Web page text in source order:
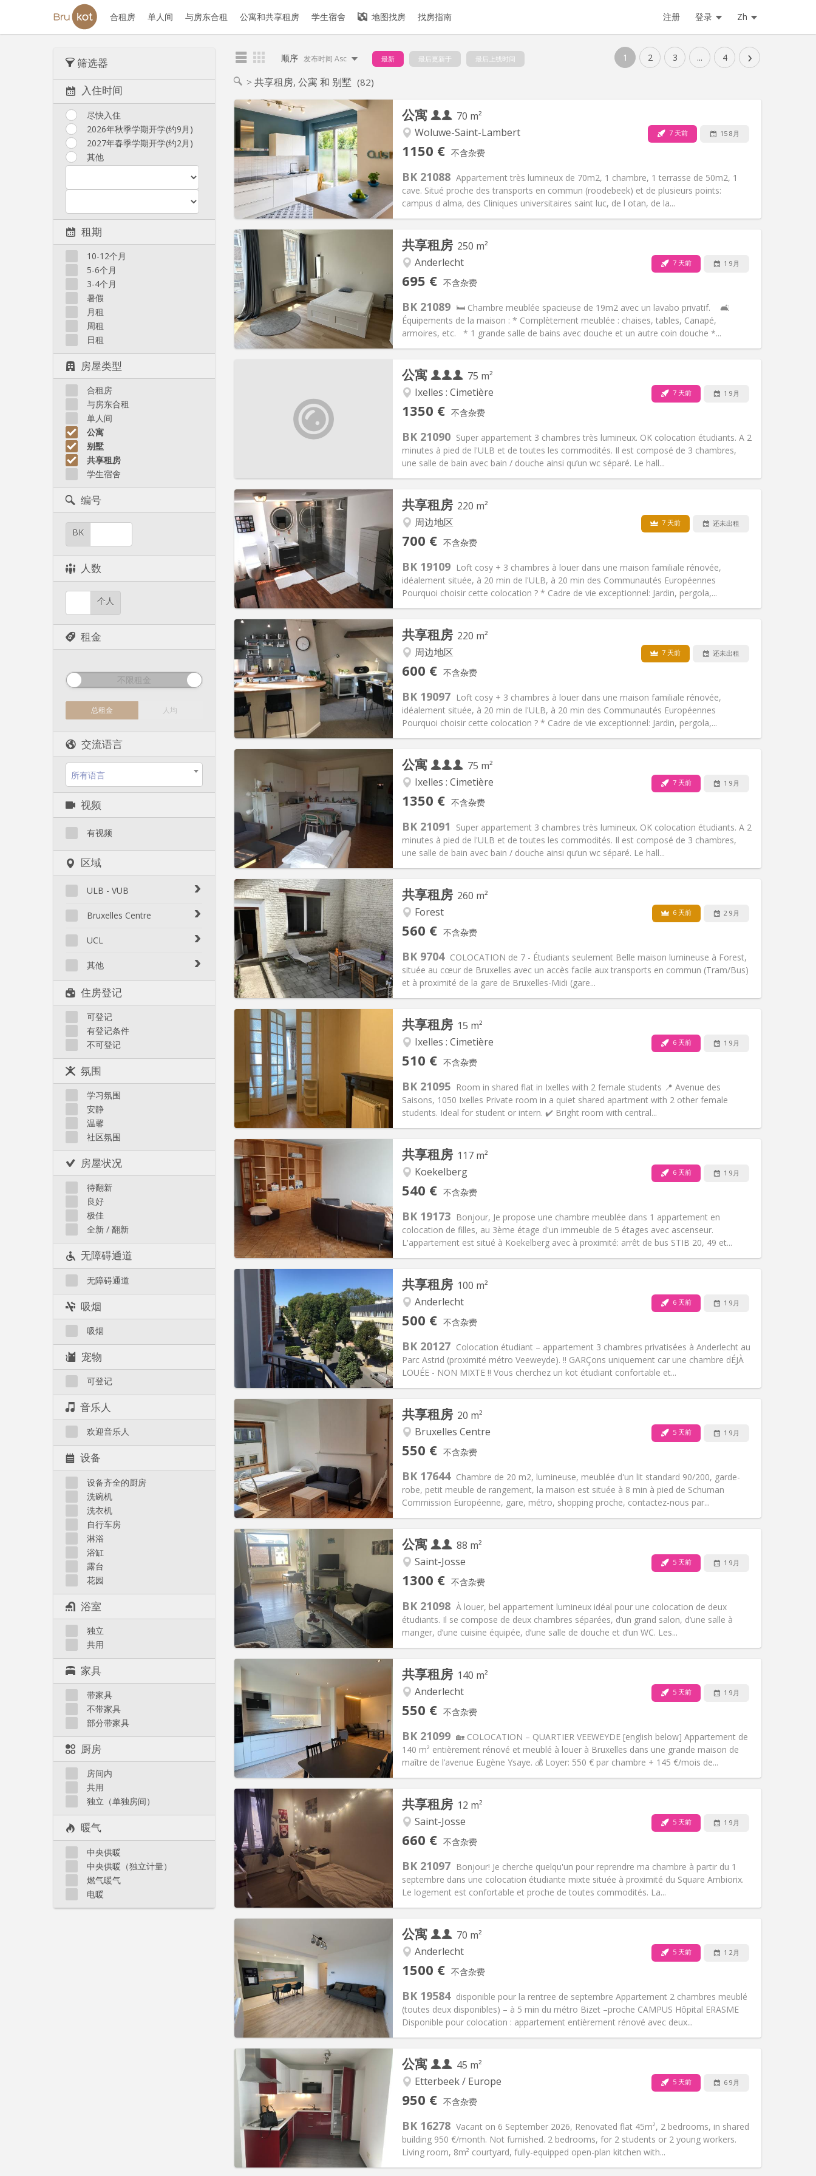
合租房 单人间 与房东合租 公寓和共享租房 学生宿舍 地图找房 找房指南 注册 登录 Zh
筛选器
入住时间
尽快入住
2026年秋季学期开学(约9月)
2027年春季学期开学(约2月)
其他
租期
10-12个月
5-6个月
3-4个月
暑假
月租
周租
日租
房屋类型
合租房
与房东合租
单人间
公寓
别墅
共享租房
学生宿舍
编号
BK
人数
个人
租金
不限租金
总租金 人均
交流语言
所有语言
视频
有视频
区域
ULB - VUB
Auderghem
Ixelles : Bascule
Ixelles : Pte Namur / Flagey
Uccle
Watermael-Boisfort
Saint-Gilles
Woluwe-Saint-Lambert
Woluwe-Saint-Pierre
Bruxelles Centre
Bruxelles Centre
UCL
Kraainem / Wezembeek
Woluwe-Saint-Pierre
其他
Anderlecht
Berchem
Evere
Forest
Ganshoren
Haren
Jette
Koekelberg
Laeken
Molenbeek
Neder-Over-Heembeek
周边地区
Schaerbeek
Saint-Gilles
Saint-Josse
Uccle
住房登记
可登记
有登记条件
不可登记
氛围
学习氛围
安静
温馨
社区氛围
房屋状况
待翻新
良好
极佳
全新 / 翻新
无障碍通道
无障碍通道
吸烟
吸烟
宠物
可登记
音乐人
欢迎音乐人
设备
设备齐全的厨房
洗碗机
洗衣机
自行车房
淋浴
浴缸
露台
花园
浴室
独立
共用
家具
带家具
不带家具
部分带家具
厨房
房间内
共用
独立（单独房间）
暖气
中央供暖
中央供暖（独立计量）
燃气暖气
电暖
1 2 3 ... 4 ›
顺序 发布时间 Asc 最新 最后更新于 最后上线时间
共享租房, 公寓 和 别墅 (82)
公寓
70 m²
Woluwe-Saint-Lambert
1150 € 不含杂费
7 天前 15 8月
BK 21088 Appartement très lumineux de 70m2, 1 chambre, 1 terrasse de 50m2, 1
cave. Situé proche des transports en commun (roodebeek) et de plusieurs points:
campus d alma, des Cliniques universitaires saint luc, de l otan, de la...
实用信息
租金:1150 € (575 €/个人)
水电费: 150 € (75 €/个人)
租期:12个月, 11个月, 10个月
住房登记: 可登记
布局
浴室:独立
面积:70 m 2
其他
氛围: 学习氛围, 安静, 温馨
共享租房 250 m²
Anderlecht
695 € 不含杂费
7 天前 1 9月
BK 21089 🛏️ Chambre meublée spacieuse de 19m2 avec un lavabo privatif. 🛋️
Équipements de la maison : * Complètement meublée : chaises, tables, Canapé,
armoires, etc. * 1 grande salle de bains avec douche et un autre coin douche *...
实用信息
租金:695 €
水电费: 110 €
租期: 12个月
住房登记: 否
布局
浴室:共用
面积:250 m2
其他
氛围:温馨, 安静, 社区氛围, 学习氛围
公寓
75 m²
Ixelles : Cimetière
1350 € 不含杂费
7 天前 1 9月
BK 21090 Super appartement 3 chambres très lumineux. OK colocation étudiants. A 2
minutes à pied de l'ULB et de toutes les commodités. Il est composé de 3 chambres,
une salle de bain avec bain / douche ainsi qu’un wc séparé. Le hall...
1350 € (450 €/个人)
200 € (67 €/个人)
布局
浴室:共用
面积:75 m 2
其他
氛围:学习氛围, 温馨, 安静, 社区氛围
共享租房 220 m²
周边地区
700 € 不含杂费
7 天前 还未出租
BK 19109 Loft cosy + 3 chambres à louer dans une maison familiale rénovée,
idéalement située, à 20 min de l'ULB, à 20 min des Communautés Européennes
Pourquoi choisir cette colocation ? * Cadre de vie exceptionnel: Jardin, pergola,...
实用信息
租金:700 €
水电费:100 €
租期:12个月
住房登记:否
布局
浴室:共用
面积:220 m2
其他
氛围: 社区氛围, 安静, 温馨, 学习氛围
共享租房 220 m²
周边地区
600 € 不含杂费
7 天前 还未出租
BK 19097 Loft cosy + 3 chambres à louer dans une maison familiale rénovée,
idéalement située, à 20 min de l'ULB, à 20 min des Communautés Européennes
Pourquoi choisir cette colocation ? * Cadre de vie exceptionnel: Jardin, pergola,...
实用信息
租金: 600 €
水电费:100 €
租期:12个月, 暑假
住房登记:否
布局
浴室:共用
面积:220 m2
其他
氛围: 学习氛围, 温馨, 安静, 社区氛围
公寓
75 m²
Ixelles : Cimetière
1350 € 不含杂费
7 天前 1 9月
BK 21091
Super appartement 3 chambres très lumineux. OK colocation étudiants. A 2
minutes à pied de l'ULB et de toutes les commodités. Il est composé de 3 chambres,
une salle de bain avec bain / douche ainsi qu’un wc séparé. Le hall...
实用信息
租金: 1350 € (450 €/个人)
水电费: 200 € (67 €/个人)
租期: 12个月
住房登记:否
布局
浴室:共用
面积:75 m 2
其他
氛围:学习氛围, 温馨, 安静, 社区氛围
共享租房 260 m²
Forest
560 € 不含杂费
6 天前 2 9月
BK 9704 COLOCATION de 7 - Étudiants seulement Belle maison lumineuse à Forest,
située au cœur de Bruxelles avec un accès facile aux transports en commun (Tram/Bus)
et à proximité de la gare de Bruxelles-Midi (gare...
实用信息
租金:560 €
水电费:50 €
租期: 12个月
住房登记:否
布局
浴室:共用
面积:260 m2
其他
氛围:社区氛围, 学习氛围, 温馨
共享租房 15 m²
Ixelles : Cimetière
510 € 不含杂费
6 天前 1 9月
BK 21095 Room in shared flat in Ixelles with 2 female students 📍 Avenue des
Saisons, 1050 Ixelles Private room in a quiet shared apartment with 2 other female
students. Ideal for student or intern. ✔️ Bright room with central...
实用信息
租金: 510 €
水电费:100 €
租期: 12个月
住房登记:可登记
布局
浴室:共用
面积:15 m2
其他
氛围:温馨, 学习氛围, 安静
共享租房 117 m²
Koekelberg
540 € 不含杂费
6 天前 1 9月
BK 19173 Bonjour, Je propose une chambre meublée dans 1 appartement en
colocation de filles, au 3ème étage d'un immeuble de 5 étages avec ascenseur.
L'appartement est situé à Koekelberg avec à proximité: arrêt de bus STIB 20, 49 et...
实用信息
租金:540 €
水电费:80 €
租期:12个月
住房登记:有登记条件
布局
浴室:共用
面积:117 m2
其他
氛围:温馨, 安静, 学习氛围
共享租房 100 m²
Anderlecht
500 € 不含杂费
6 天前 1 9月
BK 20127 Colocation étudiant – appartement 3 chambres privatisées à Anderlecht au
Parc Astrid (proximité métro Veeweyde). ‼️ GARÇons uniquement car une chambre dÉJÀ
LOUÉE - NON MIXTE ‼️ Vous cherchez un kot étudiant confortable et...
实用信息
租金:500 €
水电费:0 €
租期:12个月
住房登记:有登记条件
布局
浴室:共用
面积:100 m2
其他
氛围: 安静, 学习氛围
共享租房 20 m²
Bruxelles Centre
550 € 不含杂费
5 天前 1 9月
BK 17644 Chambre de 20 m2, lumineuse, meublée d'un lit standard 90/200, garde-
robe, petit meuble de rangement, la maison est située à 8 min à pied de Schuman
Commission Européenne, gare, métro, shopping proche, contactez-nous par...
实用信息
租金:550 €
水电费: 150 €
租期: 12个月
住房登记:
布局
浴室:共用
面积:20 m2
其他
氛围:安静
公寓
88 m²
Saint-Josse
1300 € 不含杂费
5 天前 1 9月
BK 21098 À louer, bel appartement lumineux idéal pour une colocation de deux
étudiants. Il se compose de deux chambres séparées, d’un grand salon, d’une salle à
manger, d’une cuisine équipée, d’une salle de douche et d’un WC. Les...
实用信息
租金: 1300 € (650 €/个人)
水电费:100 € (50 €/个人)
租期:12个月
住房登记:可登记
布局
浴室:共用
面积:88 m 2
其他
氛围:安静, 学习氛围
共享租房 140 m²
Anderlecht
550 € 不含杂费
5 天前 1 9月
BK 21099 🏡 COLOCATION – QUARTIER VEEWEYDE [english below] Appartement de
140 m² entièrement rénové et meublé à louer à Bruxelles dans une grande maison de
maître de l’avenue Eugène Ysaye. 💰 Loyer: 550 € par chambre + 145 €/mois de...
实用信息
租金:550 €
水电费:145 €
租期:12个月
住房登记:可登记
布局
浴室:共用
面积:140 m2
其他
氛围:学习氛围, 安静, 温馨
共享租房 12 m²
Saint-Josse
660 € 不含杂费
5 天前 1 9月
BK 21097 Bonjour! Je cherche quelqu'un pour reprendre ma chambre à partir du 1
septembre dans une colocation étudiante mixte située à proximité du Square Ambiorix.
Le logement est confortable et proche de toutes commodités. La...
实用信息
租金:660 €
水电费:85 €
租期:12个月
住房登记:可登记
布局
浴室:共用
面积:12 m2
其他
氛围:温馨, 学习氛围, 安静, 社区氛围
公寓
70 m²
Anderlecht
1500 € 不含杂费
5 天前 1 2月
BK 19584 disponible pour la rentree de septembre Appartement 2 chambres meublé
(toutes deux disponibles) – à 5 min du métro Bizet –proche CAMPUS Hôpital ERASME
Disponible pour colocation : appartement entièrement rénové avec deux...
实用信息
租金:1500 € (750 €/个人)
水电费:150 € (75 €/个人)
租期:12个月, 11个月, 10个月, 5-6个月,
3-4个月, 暑假, 月租
住房登记:
布局
浴室:共用
面积:70 m 2
其他
氛围:安静, 温馨
公寓
45 m²
Etterbeek / Europe
950 € 不含杂费
5 天前 6 9月
BK 16278 Vacant on 6 September 2026, Renovated flat 45m², 2 bedrooms, in shared
building 950 €/month. Not furnished. 2 bedrooms, for 2 students or 2 young workers.
Living room, 8m² courtyard, fully-equipped open-plan kitchen with...
实用信息
租金:950 € (475 €/个人)
水电费:60 € (30 €/个人)
租期:12个月
住房登记:可登记
布局
浴室:共用
面积:45 m2
其他
氛围:安静